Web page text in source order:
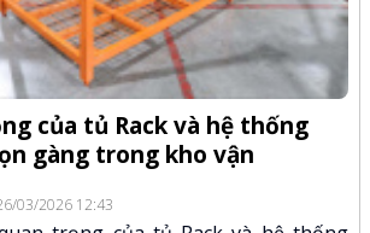
03/2026 12:43
của tủ Rack và hệ thống
gàng trong kho vận